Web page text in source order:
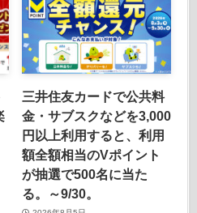
三井住友カードで公共料
金・サブスクなどを3,000
円以上利用すると、利用
額全額相当のVポイント
が抽選で500名に当た
る。～9/30。